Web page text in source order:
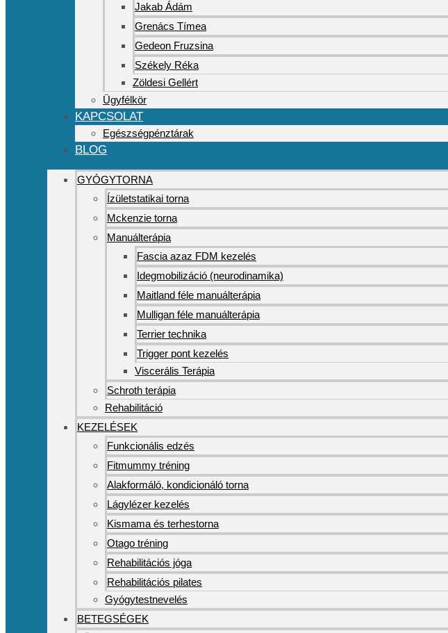
Jakab Ádám
Grenács Tímea
Gedeon Fruzsina
Székely Réka
Zöldesi Gellért
Ügyfélkör
KAPCSOLAT
Egészségpénztárak
BLOG
GYÓGYTORNA
Ízületstatikai torna
Mckenzie torna
Manuálterápia
Fascia azaz FDM kezelés
Idegmobilizáció (neurodinamika)
Maitland féle manuálterápia
Mulligan féle manuálterápia
Terrier technika
Trigger pont kezelés
Viscerális Terápia
Schroth terápia
Rehabilitáció
KEZELÉSEK
Funkcionális edzés
Fitmummy tréning
Alakformáló, kondicionáló torna
Lágylézer kezelés
Kismama és terhestorna
Otago tréning
Rehabilitációs jóga
Rehabilitációs pilates
Gyógytestnevelés
BETEGSÉGEK